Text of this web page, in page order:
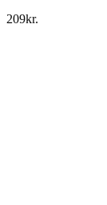
209kr.